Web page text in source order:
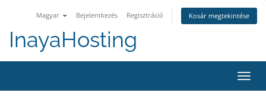
Magyar Bejelentkezés Regisztráció Kosár megtekintése
InayaHosting
a